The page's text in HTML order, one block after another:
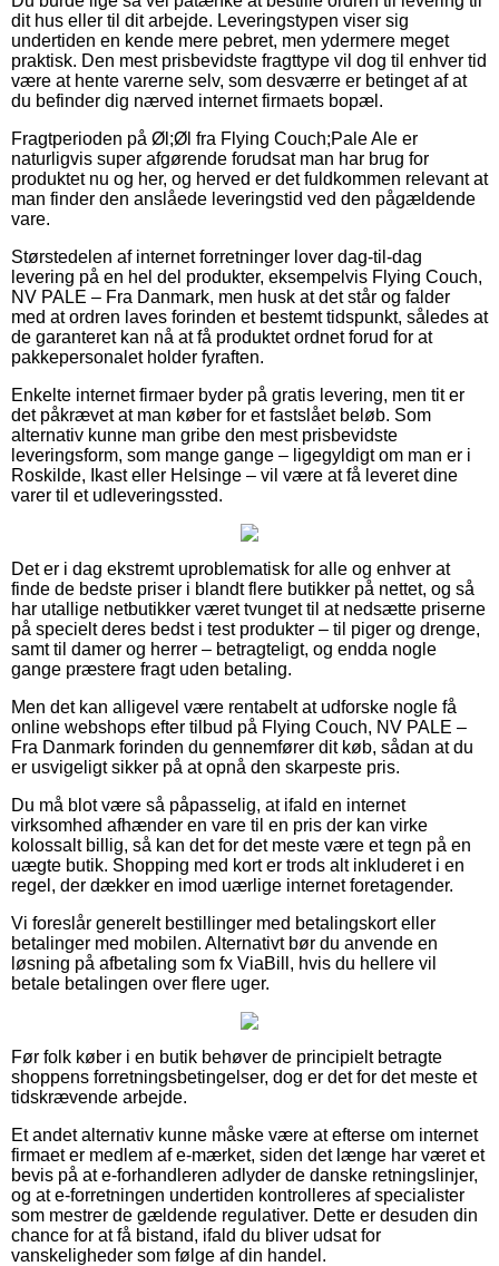
dit hus eller til dit arbejde. Leveringstypen viser sig
undertiden en kende mere pebret, men ydermere meget
praktisk. Den mest prisbevidste fragttype vil dog til enhver tid
være at hente varerne selv, som desværre er betinget af at
du befinder dig nærved internet firmaets bopæl.
Fragtperioden på Øl;Øl fra Flying Couch;Pale Ale er
naturligvis super afgørende forudsat man har brug for
produktet nu og her, og herved er det fuldkommen relevant at
man finder den anslåede leveringstid ved den pågældende
vare.
Størstedelen af internet forretninger lover dag-til-dag
levering på en hel del produkter, eksempelvis Flying Couch,
NV PALE – Fra Danmark, men husk at det står og falder
med at ordren laves forinden et bestemt tidspunkt, således at
de garanteret kan nå at få produktet ordnet forud for at
pakkepersonalet holder fyraften.
Enkelte internet firmaer byder på gratis levering, men tit er
det påkrævet at man køber for et fastslået beløb. Som
alternativ kunne man gribe den mest prisbevidste
leveringsform, som mange gange – ligegyldigt om man er i
Roskilde, Ikast eller Helsinge – vil være at få leveret dine
varer til et udleveringssted.
Det er i dag ekstremt uproblematisk for alle og enhver at
finde de bedste priser i blandt flere butikker på nettet, og så
har utallige netbutikker været tvunget til at nedsætte priserne
på specielt deres bedst i test produkter – til piger og drenge,
samt til damer og herrer – betragteligt, og endda nogle
gange præstere fragt uden betaling.
Men det kan alligevel være rentabelt at udforske nogle få
online webshops efter tilbud på Flying Couch, NV PALE –
Fra Danmark forinden du gennemfører dit køb, sådan at du
er usvigeligt sikker på at opnå den skarpeste pris.
Du må blot være så påpasselig, at ifald en internet
virksomhed afhænder en vare til en pris der kan virke
kolossalt billig, så kan det for det meste være et tegn på en
uægte butik. Shopping med kort er trods alt inkluderet i en
regel, der dækker en imod uærlige internet foretagender.
Vi foreslår generelt bestillinger med betalingskort eller
betalinger med mobilen. Alternativt bør du anvende en
løsning på afbetaling som fx ViaBill, hvis du hellere vil
betale betalingen over flere uger.
Før folk køber i en butik behøver de principielt betragte
shoppens forretningsbetingelser, dog er det for det meste et
tidskrævende arbejde.
Et andet alternativ kunne måske være at efterse om internet
firmaet er medlem af e-mærket, siden det længe har været et
bevis på at e-forhandleren adlyder de danske retningslinjer,
og at e-forretningen undertiden kontrolleres af specialister
som mestrer de gældende regulativer. Dette er desuden din
chance for at få bistand, ifald du bliver udsat for
vanskeligheder som følge af din handel.